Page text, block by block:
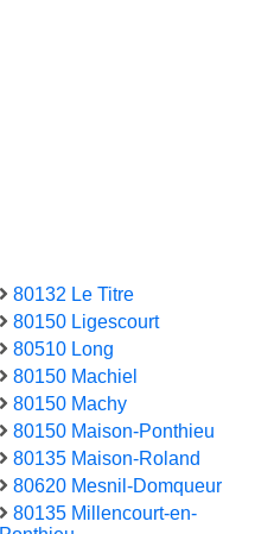
80132 Le Titre
80150 Ligescourt
80510 Long
80150 Machiel
80150 Machy
80150 Maison-Ponthieu
80135 Maison-Roland
80620 Mesnil-Domqueur
80135 Millencourt-en-